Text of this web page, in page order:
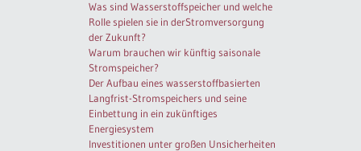
Was sind Wasserstoffspeicher und welche
Rolle spielen sie in derStromversorgung
der Zukunft?
Warum brauchen wir künftig saisonale
Stromspeicher?
Der Aufbau eines wasserstoffbasierten
Langfrist-Stromspeichers und seine
Einbettung in ein zukünftiges
Energiesystem
Investitionen unter großen Unsicherheiten